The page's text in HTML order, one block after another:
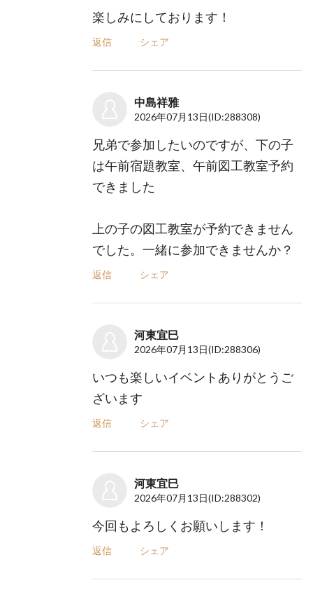
楽しみにしております！
返信 シェア
中島祥雅
2026年07月13日(ID:288308)
兄弟で参加したいのですが、下の子
は午前宿題教室、午前図工教室予約
できました
上の子の図工教室が予約できません
でした。一緒に参加できませんか？
返信 シェア
河東宜巳
2026年07月13日(ID:288306)
いつも楽しいイベントありがとうご
ざいます
返信 シェア
河東宜巳
2026年07月13日(ID:288302)
今回もよろしくお願いします！
返信 シェア